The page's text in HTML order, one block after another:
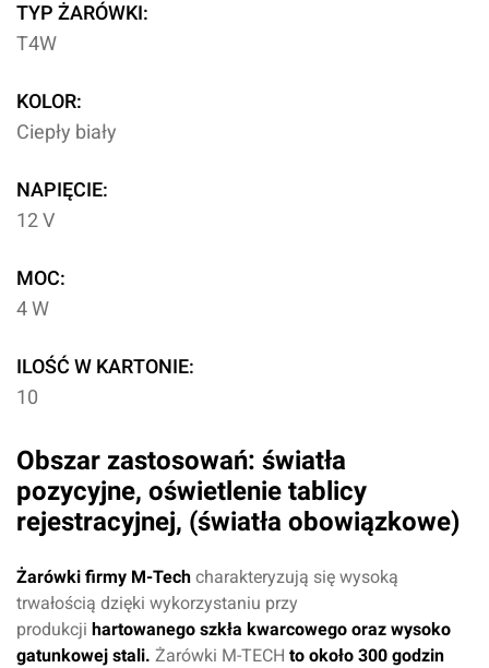
TYP ŻARÓWKI:
T4W
KOLOR:
Ciepły biały
NAPIĘCIE:
12 V
MOC:
4 W
ILOŚĆ W KARTONIE:
10
Obszar zastosowań: światła
pozycyjne, oświetlenie tablicy
rejestracyjnej, (światła obowiązkowe)
Żarówki firmy M-Tech charakteryzują się wysoką
trwałością dzięki wykorzystaniu przy
produkcji hartowanego szkła kwarcowego oraz wysoko
gatunkowej stali. Żarówki M-TECH to około 300 godzin